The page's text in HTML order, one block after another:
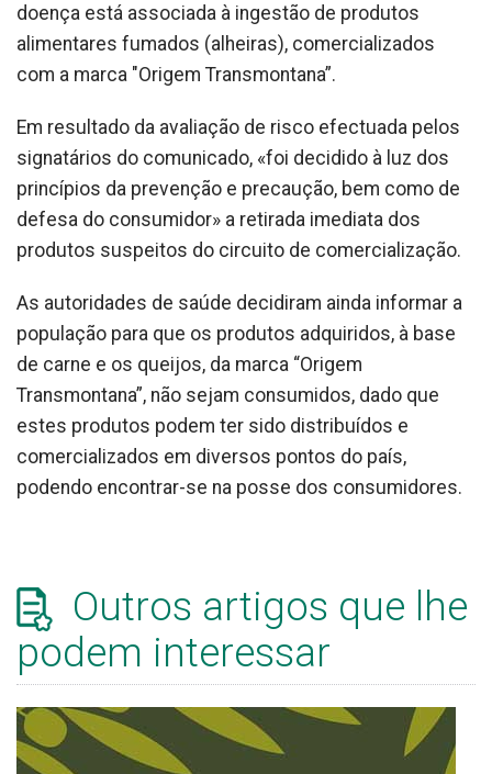
doença está associada à ingestão de produtos
alimentares fumados (alheiras), comercializados
com a marca "Origem Transmontana”.
Em resultado da avaliação de risco efectuada pelos
signatários do comunicado, «foi decidido à luz dos
princípios da prevenção e precaução, bem como de
defesa do consumidor» a retirada imediata dos
produtos suspeitos do circuito de comercialização.
As autoridades de saúde decidiram ainda informar a
população para que os produtos adquiridos, à base
de carne e os queijos, da marca “Origem
Transmontana”, não sejam consumidos, dado que
estes produtos podem ter sido distribuídos e
comercializados em diversos pontos do país,
podendo encontrar-se na posse dos consumidores.
Outros artigos que lhe
podem interessar